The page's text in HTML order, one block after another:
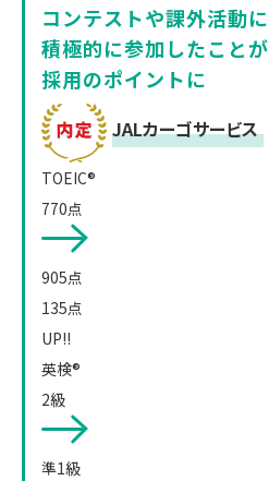
コンテストや課外活動に
積極的に参加したことが
採用のポイントに
JALカーゴサービス
TOEIC®
770点
905点
135点
UP!!
英検®
2級
準1級